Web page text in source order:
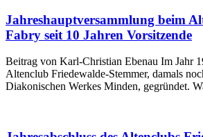
Jahreshauptversammlung beim
Fabry seit 10 Jahren Vorsitzende
Beitrag von Karl-Christian Ebenau Im Jahr
Altenclub Friedewalde-Stemmer, damals
Diakonischen Werkes Minden, gegründet.